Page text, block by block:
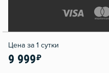
9 999